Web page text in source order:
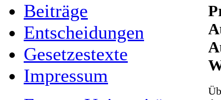
Beiträge
Entscheidungen
Gesetzestexte
Impressum